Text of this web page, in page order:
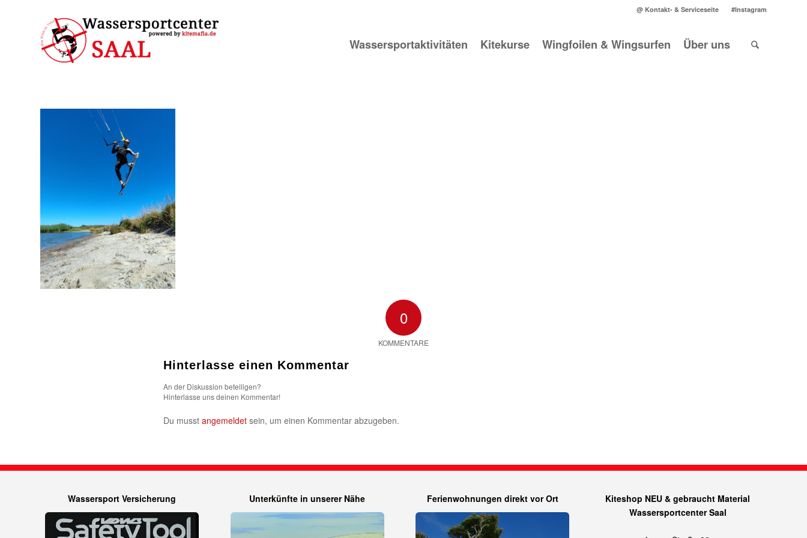
@ Kontakt- & Serviceseite #Instagram
Wassersportaktivitäten Kitekurse Wingfoilen & Wingsurfen Über uns
0
KOMMENTARE
Hinterlasse einen Kommentar
An der Diskussion beteiligen?
Hinterlasse uns deinen Kommentar!
Du musst angemeldet sein, um einen Kommentar abzugeben.
Wassersport Versicherung Unterkünfte in unserer Nähe Ferienwohnungen direkt vor Ort
Kiteshop NEU & gebraucht Material
Wassersportcenter Saal